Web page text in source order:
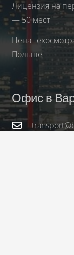
Лицензия на
— 50 мест
Цена
Польше
Офис в